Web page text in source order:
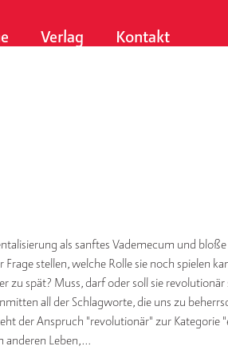
Verlag Kontakt
als sanftes Vademecum und
Frage stellen, welche Rolle sie noch spielen
zu spät? Muss, darf oder soll sie
all der Schlagworte, die uns zu
der Anspruch "revolutionär" zur Kategorie
anderen Leben,…